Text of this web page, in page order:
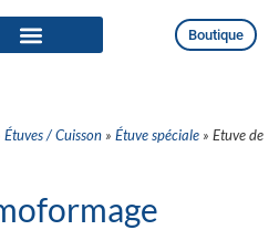
Boutique
Étuves / Cuisson » Étuve spéciale » Etuve de